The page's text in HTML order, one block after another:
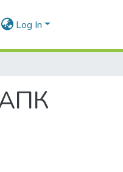
Log In
АПК